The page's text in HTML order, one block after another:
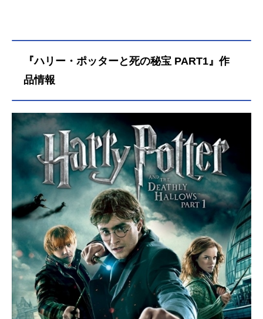
『ハリー・ポッターと死の秘宝 PART1』作
品情報